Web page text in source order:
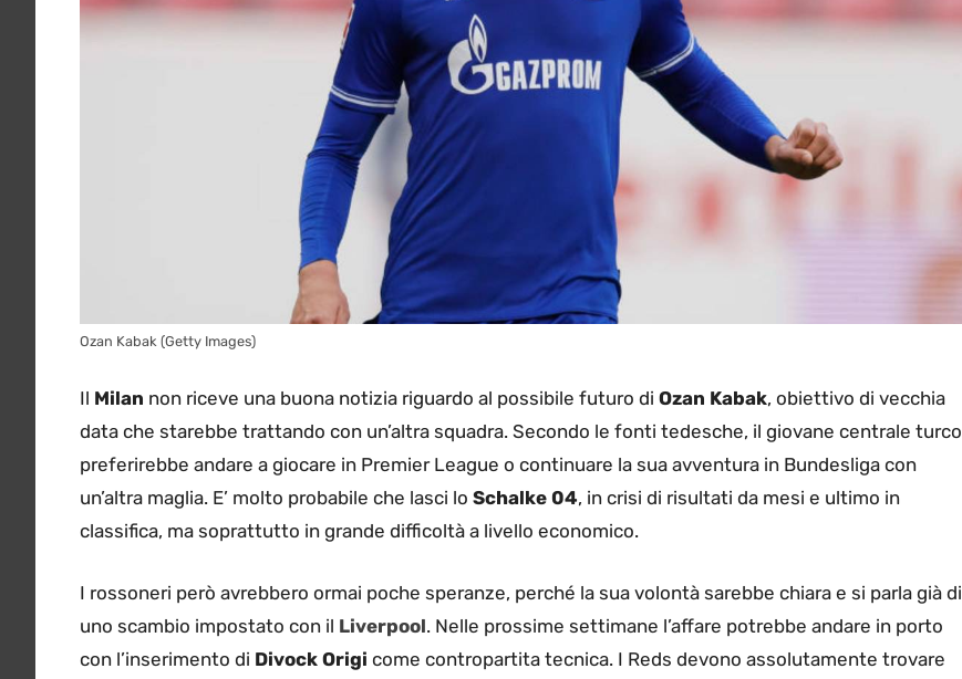
Ozan Kabak (Getty Images)
Il Milan non riceve una buona notizia riguardo al possibile futuro di Ozan Kabak, obiettivo di vecchia
data che starebbe trattando con un’altra squadra. Secondo le fonti tedesche, il giovane centrale turco
preferirebbe andare a giocare in Premier League o continuare la sua avventura in Bundesliga con
un’altra maglia. E’ molto probabile che lasci lo Schalke 04, in crisi di risultati da mesi e ultimo in
classifica, ma soprattutto in grande difficoltà a livello economico.
I rossoneri però avrebbero ormai poche speranze, perché la sua volontà sarebbe chiara e si parla già di
uno scambio impostato con il Liverpool. Nelle prossime settimane l’affare potrebbe andare in porto
con l’inserimento di Divock Origi come contropartita tecnica. I Reds devono assolutamente trovare